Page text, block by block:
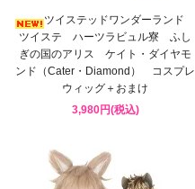
ツイステッドワンダーランド
ツイステ ハーツラビュル寮 ふし
ぎの国のアリス ケイト・ダイヤモ
ンド（Cater・Diamond） コスプレ
ウィッグ＋おまけ
3,980円(税込)